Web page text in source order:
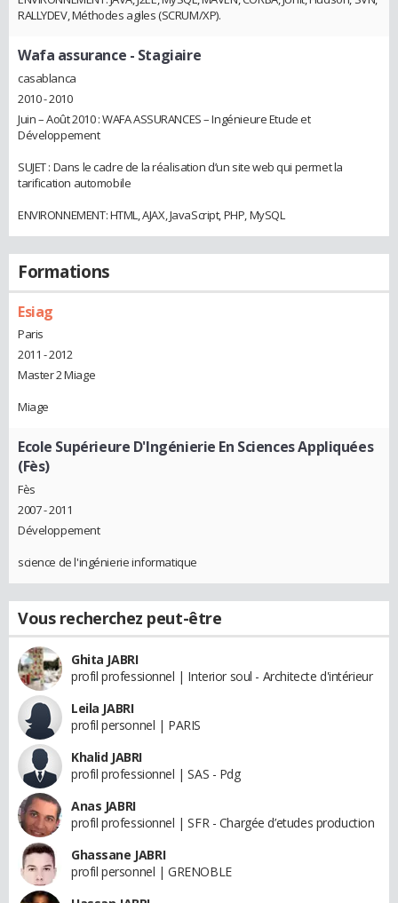
RALLYDEV, Méthodes agiles (SCRUM/XP).
Wafa assurance - Stagiaire
casablanca
2010 - 2010
Juin – Août 2010 : WAFA ASSURANCES – Ingénieure Etude et
Développement
SUJET : Dans le cadre de la réalisation d’un site web qui permet la
tarification automobile
ENVIRONNEMENT: HTML, AJAX, JavaScript, PHP, MySQL
Formations
Esiag
Paris
2011 - 2012
Master 2 Miage
Miage
Ecole Supérieure D'Ingénierie En Sciences Appliquées
(Fès)
Fès
2007 - 2011
Développement
science de l'ingénierie informatique
Vous recherchez peut-être
Ghita JABRI
profil professionnel | Interior soul - Architecte d'intérieur
Leila JABRI
profil personnel | PARIS
Khalid JABRI
profil professionnel | SAS - Pdg
Anas JABRI
profil professionnel | SFR - Chargée d’etudes production
Ghassane JABRI
profil personnel | GRENOBLE